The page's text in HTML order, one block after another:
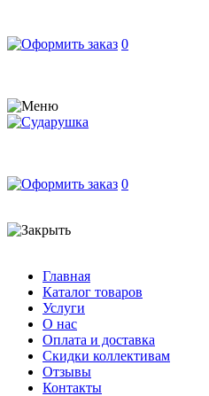
0
0
Главная
Каталог товаров
Услуги
О нас
Оплата и доставка
Скидки коллективам
Отзывы
Контакты